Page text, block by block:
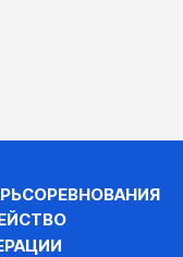
СОРЕВНОВАНИЯ